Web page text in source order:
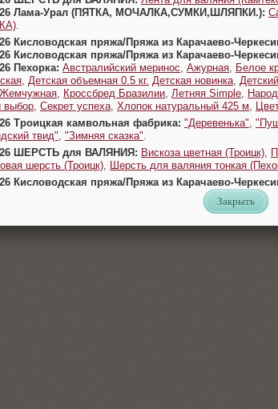
Лама-Урал (ПЯТКА, МОЧАЛКА,СУМКИ,ШЛЯПКИ.):
Кисловодская пряжа/Пряжа из Карачаево-
Кисловодская пряжа/Пряжа из Карачаево-
Пехорка: Австралийский меринос Ажурная Белое
Детская объемная 0.5 кг. Детская новинка
Жемчужная Кроссбред Бразилии Летняя Simple
выбор Секрет успеха Хлопок натуральный 425 м
Троицкая камвольная фабрика: "Деревенька"
твид" "Зимняя сказка"
ШЕРСТЬ для ВАЛЯНИЯ: Вискоза цветная (Троицк)
шерсть (Троицк)
Шерсть для валяния тонкая
Кисловодская пряжа/Пряжа из Карачаево-
Закрыть